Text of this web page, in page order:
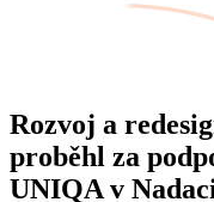
Rozvoj a
proběhl za
UNIQA v